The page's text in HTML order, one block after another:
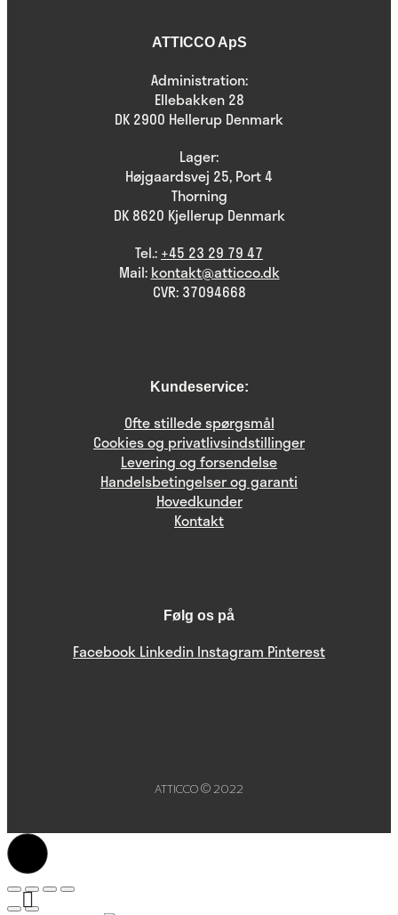
ATTICCO ApS
Administration:
Ellebakken 28
DK 2900 Hellerup Denmark
Lager:
Højgaardsvej 25, Port 4
Thorning
DK 8620 Kjellerup Denmark
Tel.: +45 23 29 79 47
Mail: kontakt@atticco.dk
CVR: 37094668
Kundeservice:
Ofte stillede spørgsmål
Cookies og privatlivsindstillinger
Levering og forsendelse
Handelsbetingelser og garanti
Hovedkunder
Kontakt
Følg os på
Facebook Linkedin Instagram Pinterest
ATTICCO © 2022